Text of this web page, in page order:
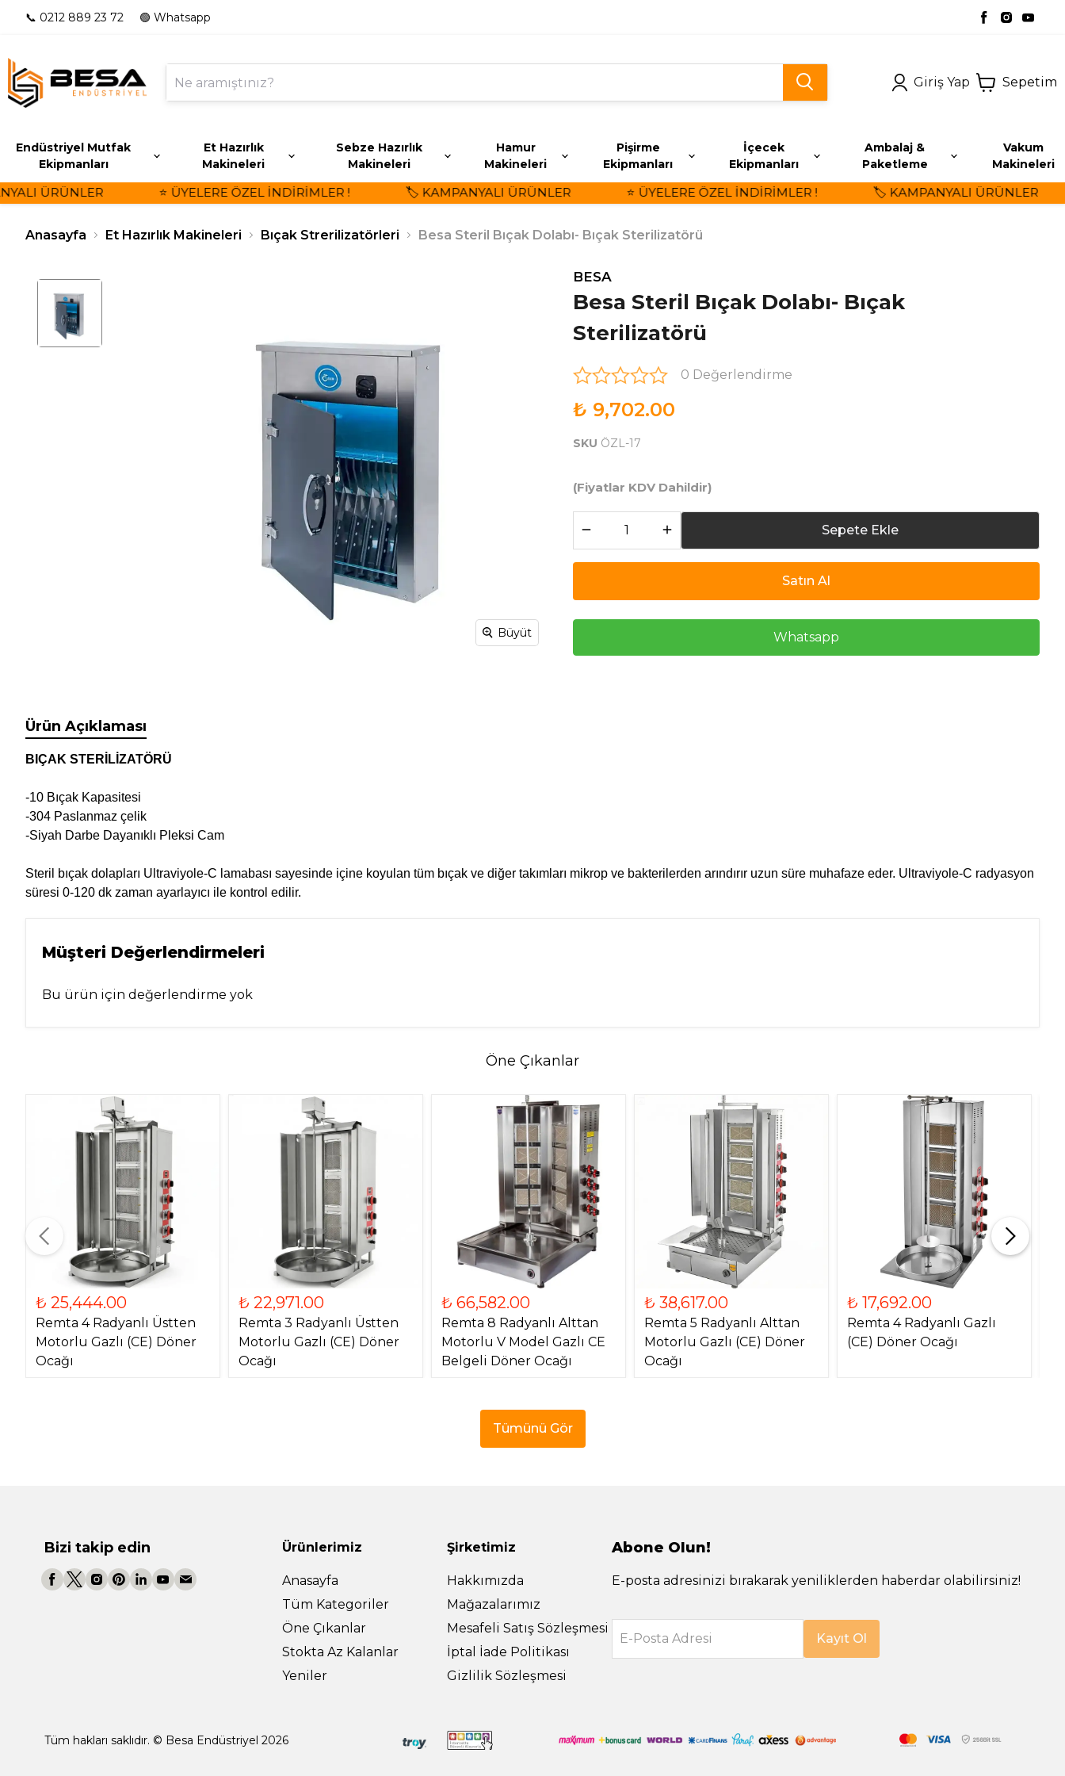
📞 0212 889 23 72 🟢 Whatsapp
Giriş Yap Sepetim
Endüstriyel Mutfak
Ekipmanları
Et Hazırlık
Makineleri
Sebze Hazırlık
Makineleri
Hamur
Makineleri
Pişirme
Ekipmanları
İçecek
Ekipmanları
Ambalaj &
Paketleme
Vakum
Makineleri
ÜRÜNLER ⭐ ÜYELERE ÖZEL İNDİRİMLER ! 🏷️ KAMPANYALI ÜRÜNLER ⭐ ÜYELERE ÖZEL İNDİRİMLER ! 🏷️ KAMPANYALI ÜRÜNLER
Anasayfa Et Hazırlık Makineleri Bıçak Strerilizatörleri Besa Steril Bıçak Dolabı- Bıçak Sterilizatörü
Büyüt
BESA
Besa Steril Bıçak Dolabı- Bıçak
Sterilizatörü
0 Değerlendirme
₺ 9,702.00
SKU ÖZL-17
(Fiyatlar KDV Dahildir)
Sepete Ekle
Satın Al
Whatsapp
Ürün Açıklaması
BIÇAK STERİLİZATÖRÜ
-10 Bıçak Kapasitesi
-304 Paslanmaz çelik
-Siyah Darbe Dayanıklı Pleksi Cam
Steril bıçak dolapları Ultraviyole-C lamabası sayesinde içine koyulan tüm bıçak ve diğer takımları mikrop ve bakterilerden arındırır uzun süre muhafaze eder. Ultraviyole-C radyasyon
süresi 0-120 dk zaman ayarlayıcı ile kontrol edilir.
Müşteri Değerlendirmeleri
Bu ürün için değerlendirme yok
Öne Çıkanlar
₺ 25,444.00
Remta 4 Radyanlı Üstten
Motorlu Gazlı (CE) Döner
Ocağı
₺ 22,971.00
Remta 3 Radyanlı Üstten
Motorlu Gazlı (CE) Döner
Ocağı
₺ 66,582.00
Remta 8 Radyanlı Alttan
Motorlu V Model Gazlı CE
Belgeli Döner Ocağı
₺ 38,617.00
Remta 5 Radyanlı Alttan
Motorlu Gazlı (CE) Döner
Ocağı
₺ 17,692.00
Remta 4 Radyanlı Gazlı
(CE) Döner Ocağı
Tümünü Gör
Bizi takip edin Ürünlerimiz
Anasayfa
Tüm Kategoriler
Öne Çıkanlar
Stokta Az Kalanlar
Yeniler
Şirketimiz
Hakkımızda
Mağazalarımız
Mesafeli Satış Sözleşmesi
İptal İade Politikası
Gizlilik Sözleşmesi
Abone Olun!
E-posta adresinizi bırakarak yeniliklerden haberdar olabilirsiniz!
E-Posta Adresi Kayıt Ol
Tüm hakları saklıdır. © Besa Endüstriyel 2026